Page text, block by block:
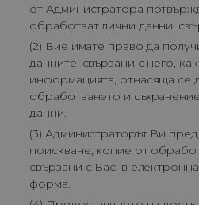
от Администратора
обработват лични данни,
(2) Вие имате право да
данните, свързани с него,
информацията, отнасяща се
обработването и
данни.
(3) Администраторът Ви
поискване, копие от
свързани с Вас, в
форма.